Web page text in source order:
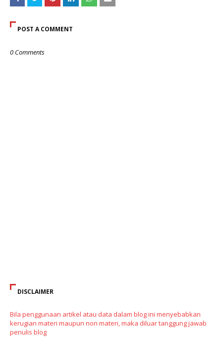
POST A COMMENT
0 Comments
DISCLAIMER
Bila penggunaan artikel atau data dalam blog ini menyebabkan
kerugian materi maupun non materi, maka diluar tanggung jawab
penulis blog